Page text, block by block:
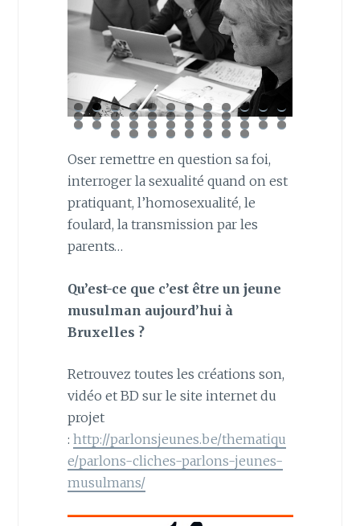
Oser remettre en question sa foi,
interroger la sexualité quand on est
pratiquant, l’homosexualité, le
foulard, la transmission par les
parents…
Qu’est-ce que c’est être un jeune
musulman aujourd’hui à
Bruxelles ?
Retrouvez toutes les créations son,
vidéo et BD sur le site internet du
projet
: http://parlonsjeunes.be/thematiqu
e/parlons-cliches-parlons-jeunes-
musulmans/